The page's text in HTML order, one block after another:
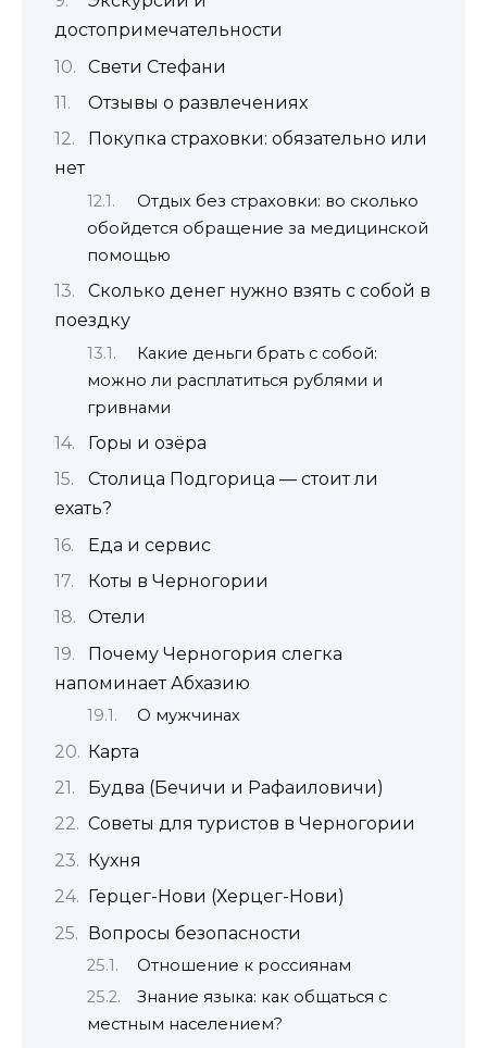
достопримечательности
Свети Стефани
Отзывы о развлечениях
Покупка страховки: обязательно или
нет
Отдых без страховки: во сколько
обойдется обращение за медицинской
помощью
Сколько денег нужно взять с собой в
поездку
Какие деньги брать с собой:
можно ли расплатиться рублями и
гривнами
Горы и озёра
Столица Подгорица — стоит ли
ехать?
Еда и сервис
Коты в Черногории
Отели
Почему Черногория слегка
напоминает Абхазию
О мужчинах
Карта
Будва (Бечичи и Рафаиловичи)
Советы для туристов в Черногории
Кухня
Герцег-Нови (Херцег-Нови)
Вопросы безопасности
Отношение к россиянам
Знание языка: как общаться с
местным населением?